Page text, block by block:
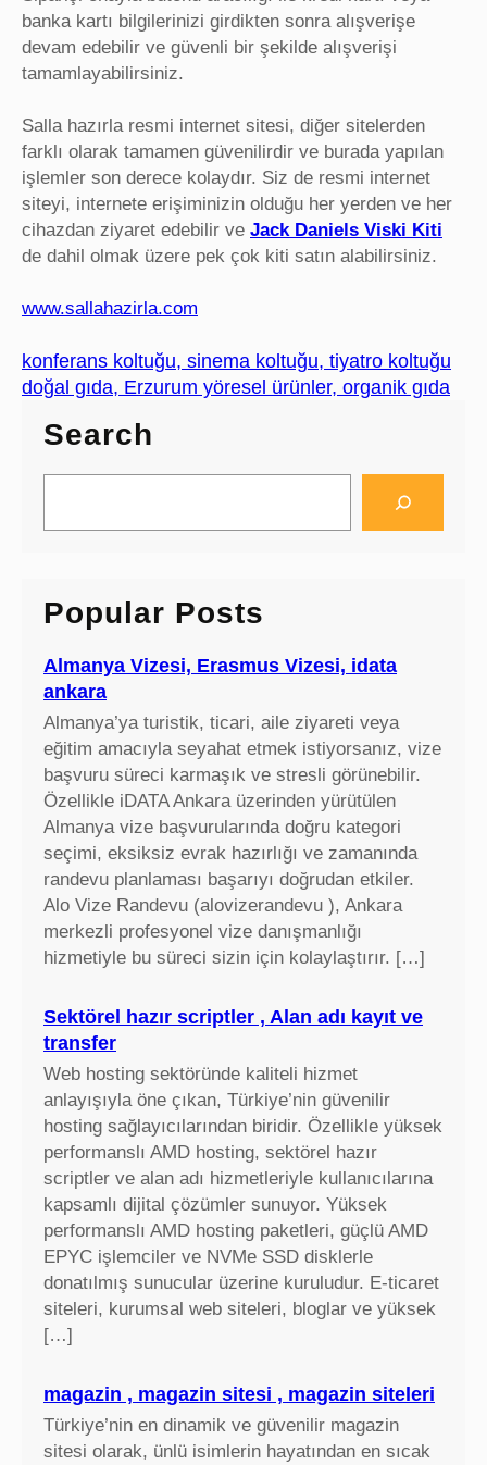
banka kartı bilgilerinizi girdikten sonra alışverişe
devam edebilir ve güvenli bir şekilde alışverişi
tamamlayabilirsiniz.
Salla hazırla resmi internet sitesi, diğer sitelerden
farklı olarak tamamen güvenilirdir ve burada yapılan
işlemler son derece kolaydır. Siz de resmi internet
siteyi, internete erişiminizin olduğu her yerden ve her
cihazdan ziyaret edebilir ve Jack Daniels Viski Kiti
de dahil olmak üzere pek çok kiti satın alabilirsiniz.
www.sallahazirla.com
konferans koltuğu, sinema koltuğu, tiyatro koltuğu
doğal gıda, Erzurum yöresel ürünler, organik gıda
Search
a
h
Popular Posts
Almanya Vizesi, Erasmus Vizesi, idata
ankara
Almanya’ya turistik, ticari, aile ziyareti veya
eğitim amacıyla seyahat etmek istiyorsanız, vize
başvuru süreci karmaşık ve stresli görünebilir.
Özellikle iDATA Ankara üzerinden yürütülen
Almanya vize başvurularında doğru kategori
seçimi, eksiksiz evrak hazırlığı ve zamanında
randevu planlaması başarıyı doğrudan etkiler.
Alo Vize Randevu (alovizerandevu ), Ankara
merkezli profesyonel vize danışmanlığı
hizmetiyle bu süreci sizin için kolaylaştırır. […]
Sektörel hazır scriptler , Alan adı kayıt ve
transfer
Web hosting sektöründe kaliteli hizmet
anlayışıyla öne çıkan, Türkiye’nin güvenilir
hosting sağlayıcılarından biridir. Özellikle yüksek
performanslı AMD hosting, sektörel hazır
scriptler ve alan adı hizmetleriyle kullanıcılarına
kapsamlı dijital çözümler sunuyor. Yüksek
performanslı AMD hosting paketleri, güçlü AMD
EPYC işlemciler ve NVMe SSD disklerle
donatılmış sunucular üzerine kuruludur. E-ticaret
siteleri, kurumsal web siteleri, bloglar ve yüksek
[…]
magazin , magazin sitesi , magazin siteleri
Türkiye’nin en dinamik ve güvenilir magazin
sitesi olarak, ünlü isimlerin hayatından en sıcak